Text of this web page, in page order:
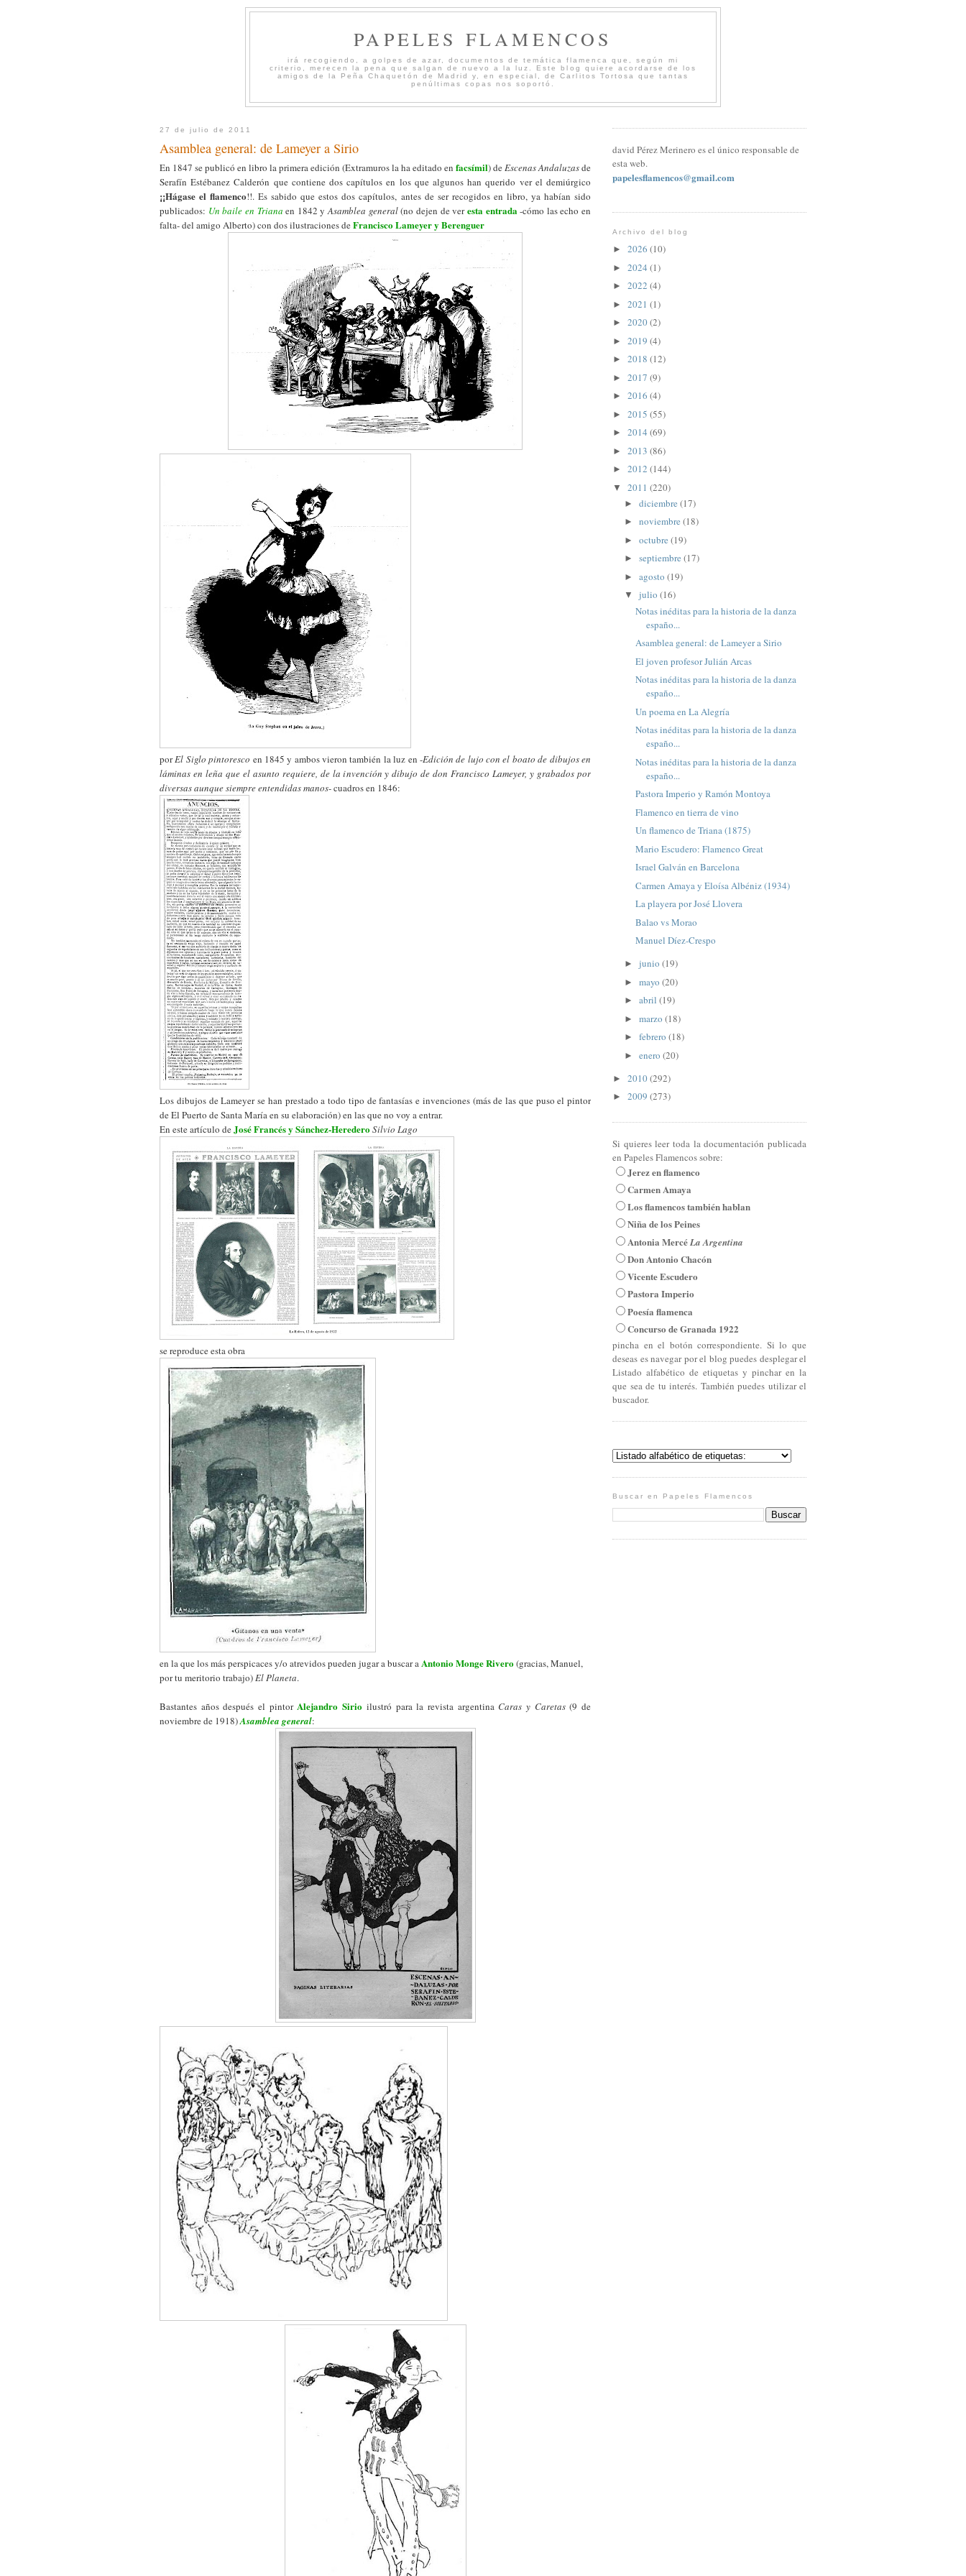
PAPELES FLAMENCOS
irá recogiendo, a golpes de azar, documentos de temática flamenca que, según mi
criterio, merecen la pena que salgan de nuevo a la luz. Este blog quiere acordarse de los
amigos de la Peña Chaquetón de Madrid y, en especial, de Carlitos Tortosa que tantas
penúltimas copas nos soportó.
27 de julio de 2011
Asamblea general: de Lameyer a Sirio
En 1847 se publicó en libro la primera edición (Extramuros la ha editado en facsímil) deEscenas Andaluzasde
Serafín Estébanez Calderón que contiene dos capítulos en los que algunos han querido ver el demiúrgico
¡¡Hágase el flamenco!!. Es sabido que estos dos capítulos, antes de ser recogidos en libro, ya habían sido
publicados: Un baile en Triana en 1842 yAsamblea general(no dejen de veresta entrada-cómo las echo en
falta- del amigo Alberto) con dos ilustraciones deFrancisco Lameyer y Berenguer
porEl Siglo pintoresco en 1845 y ambos vieron también la luz en -Edición de lujo con el boato de dibujos en
láminas en leña que el asunto requiere, de la invención y dibujo de don Francisco Lameyer, y grabados por
diversas aunque siempre entendidas manos- cuadros en 1846:
Los dibujos de Lameyer se han prestado a todo tipo de fantasías e invenciones (más de las que puso el pintor
de El Puerto de Santa María en su elaboración) en las que no voy a entrar.
En este artículo deJosé Francés y Sánchez-HerederoSilvio Lago
se reproduce esta obra
en la que los más perspicaces y/o atrevidos pueden jugar a buscar aAntonio Monge Rivero(gracias, Manuel,
por tu meritorio trabajo)El Planeta.
Bastantes años después el pintorAlejandro Sirio ilustró para la revista argentina Caras y Caretas(9 de
noviembre de 1918)Asamblea general:
david Pérez Merinero es el único responsable de
esta web.
papelesflamencos@gmail.com
Archivo del blog
► 2026 (10)
► 2024 (1)
► 2022 (4)
► 2021 (1)
► 2020(2)
► 2019 (4)
► 2018 (12)
► 2017 (9)
► 2016 (4)
► 2015 (55)
► 2014 (69)
► 2013 (86)
► 2012 (144)
▼ 2011 (220)
► diciembre (17)
► noviembre (18)
► octubre (19)
► septiembre (17)
► agosto (19)
▼ julio (16)
Notas inéditas para la historia de la danza
españo...
Asamblea general: de Lameyer a Sirio
El joven profesor Julián Arcas
Notas inéditas para la historia de la danza
españo...
Un poema en La Alegría
Notas inéditas para la historia de la danza
españo...
Notas inéditas para la historia de la danza
españo...
Pastora Imperio y Ramón Montoya
Flamenco en tierra de vino
Un flamenco de Triana (1875)
Mario Escudero: Flamenco Great
Israel Galván en Barcelona
Carmen Amaya y Eloísa Albéniz (1934)
La playera por José Llovera
Balao vs Morao
Manuel Díez-Crespo
► junio (19)
► mayo (20)
► abril (19)
► marzo (18)
► febrero (18)
► enero (20)
► 2010(292)
► 2009 (273)
Si quieres leer toda la documentación publicada
en Papeles Flamencos sobre:
Jerez en flamenco
Carmen Amaya
Los flamencos también hablan
Niña de los Peines
Antonia MercéLa Argentina
Don Antonio Chacón
Vicente Escudero
Pastora Imperio
Poesía flamenca
Concurso de Granada 1922
pincha en el botón correspondiente. Si lo que
deseas es navegar por el blog puedes desplegar el
Listado alfabético de etiquetas y pinchar en la
que sea de tu interés. También puedes utilizar el
buscador.
Buscar en Papeles Flamencos